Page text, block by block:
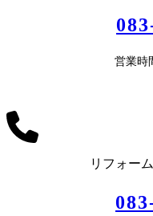
営業時
リフォー